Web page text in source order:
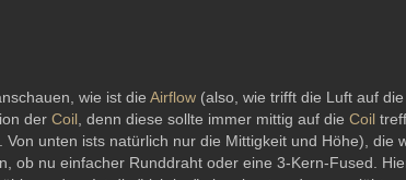
wie ist dieAirflow (also, wie trifft die Luft auf
derCoil, denn diese sollte immer mittig auf dieCoil
Von unten ists natürlich nur die Mittigkeit und Höhe), die
ob nu einfacher Runddraht oder eine 3-Kern-Fused.